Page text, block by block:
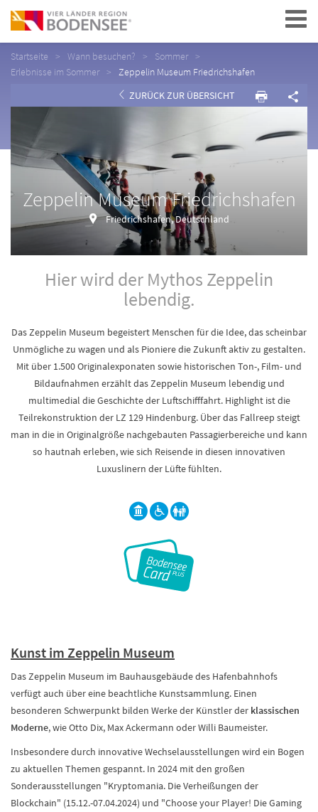
Navigation
Startseite Wann besuchen?
Sommer
Erlebnisse im Sommer
Zeppelin Museum Friedrichshafen
ZURÜCK ZUR ÜBERSICHT
Zeppelin Museum Friedrichshafen
Friedrichshafen, Deutschland
Hier wird der Mythos Zeppelin
lebendig.
Das Zeppelin Museum begeistert Menschen für die Idee, das scheinbar
Unmögliche zu wagen und als Pioniere die Zukunft aktiv zu gestalten.
Mit über 1.500 Originalexponaten sowie historischen Ton-, Film- und
Bildaufnahmen erzählt das Zeppelin Museum lebendig und
multimedial die Geschichte der Luftschifffahrt. Highlight ist die
Teilrekonstruktion der LZ 129 Hindenburg. Über das Fallreep steigt
man in die in Originalgröße nachgebauten Passagierbereiche und kann
so hautnah erleben, wie sich Reisende in diesen innovativen
Luxuslinern der Lüfte fühlten.
Kunst im Zeppelin Museum
Das Zeppelin Museum im Bauhausgebäude des Hafenbahnhofs
verfügt auch über eine beachtliche Kunstsammlung. Einen
besonderen Schwerpunkt bilden Werke der Künstler der klassischen
Moderne, wie Otto Dix, Max Ackermann oder Willi Baumeister.
Insbesondere durch innovative Wechselausstellungen wird ein Bogen
zu aktuellen Themen gespannt. In 2024 mit den großen
Sonderausstellungen "Kryptomania. Die Verheißungen der
Blockchain" (15.12.-07.04.2024) und "Choose your Player! Die Gaming